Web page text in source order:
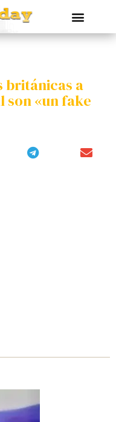
británicas a
son «un fake